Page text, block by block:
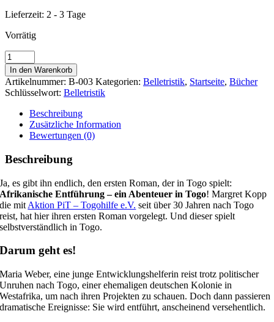
Lieferzeit: 2 - 3 Tage
Vorrätig
Afrikanische
Entführung
Menge
In den Warenkorb
Artikelnummer: B-003 Kategorien: Belletristik, Startseite, Bücher
Schlüsselwort: Belletristik
Beschreibung
Zusätzliche Information
Bewertungen (0)
Beschreibung
Ja, es gibt ihn endlich, den ersten Roman, der in Togo spielt:
Afrikanische Entführung – ein Abenteuer in Togo! Margret Kopp
die mit Aktion PiT – Togohilfe e.V. seit über 30 Jahren nach Togo
reist, hat hier ihren ersten Roman vorgelegt. Und dieser spielt
selbstverständlich in Togo.
Darum geht es!
Maria Weber, eine junge Entwicklungshelferin reist trotz politischer
Unruhen nach Togo, einer ehemaligen deutschen Kolonie in
Westafrika, um nach ihren Projekten zu schauen. Doch dann passieren
dramatische Ereignisse: Sie wird entführt, anscheinend versehentlich.